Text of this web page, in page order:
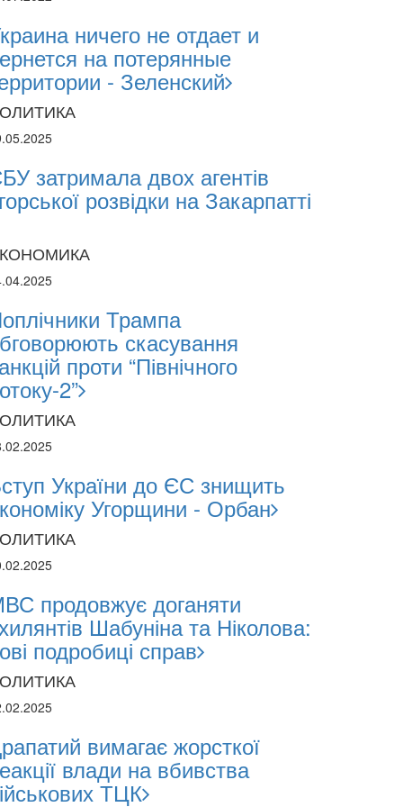
Abasov: How Ukrainian Businesses
and Hedge Risks During War
лякає громадян погіршенням
мобілізації поліціянтів на війну
ничего не отдает и
на потерянные
- Зеленский
затримала двох агентів
розвідки на Закарпатті
Трампа
скасування
проти “Північного
2”
України до ЄС знищить
Угорщини - Орбан
продовжує доганяти
Шабуніна та Ніколова:
подробиці справ
вимагає жорсткої
влади на вбивства
ТЦК